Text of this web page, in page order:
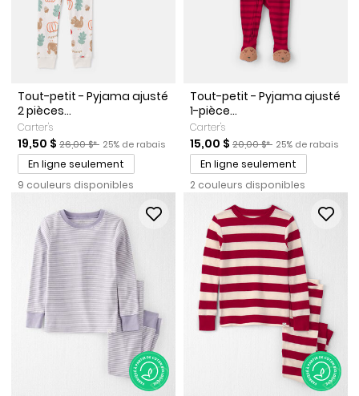
Tout-petit - Pyjama ajusté
2 pièces...
Carter's
Prix de solde
19,50 $ Prix ​​de détail suggéré par le fabricant
26,00 $* Pourcentage de rabais
25% de rabais
En ligne seulement
9 couleurs disponibles
Tout-petit - Pyjama ajusté
1-pièce...
Carter's
Prix de solde
15,00 $ Prix ​​de détail suggéré par
20,00 $* Pourcentage de
25% de rabais
En ligne seulement
2 couleurs disponibles